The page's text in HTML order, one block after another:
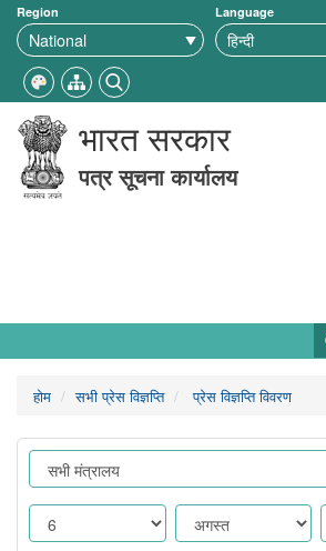
Region Language
भारत सरकार
पत्र सूचना कार्यालय
होम सभी प्रेस विज्ञप्ति प्रेस विज्ञप्ति विवरण